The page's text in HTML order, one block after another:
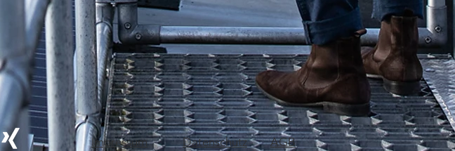
Impressum Datenschutz AGB